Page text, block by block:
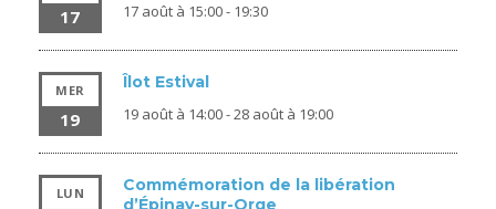
17
17 août à 15:00- 19:30
MER
19
Îlot Estival
19 août à 14:00-28 août à 19:00
LUN
Commémoration de la libération
d’Épinay-sur-Orge